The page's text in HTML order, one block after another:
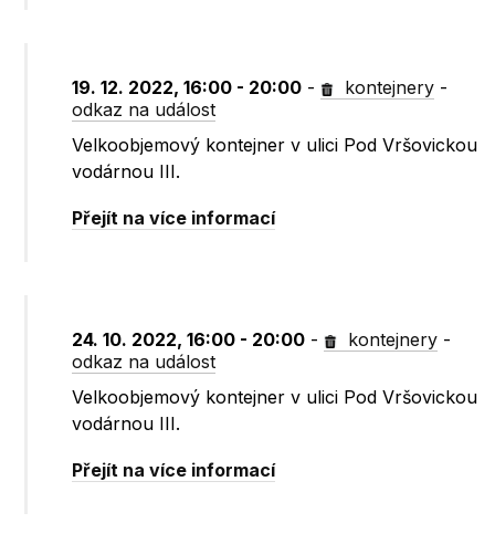
19. 12. 2022, 16:00 - 20:00 - kontejnery -
odkaz na událost
Velkoobjemový kontejner v ulici Pod Vršovickou
vodárnou III.
Přejít na více informací
24. 10. 2022, 16:00 - 20:00 - kontejnery -
odkaz na událost
Velkoobjemový kontejner v ulici Pod Vršovickou
vodárnou III.
Přejít na více informací